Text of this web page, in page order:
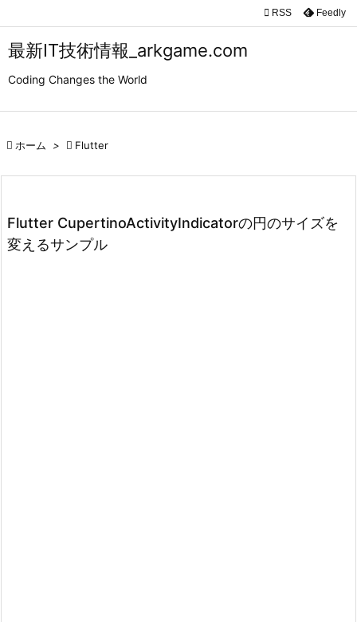
最新IT技術情報_arkgame.com
Coding Changes the World


検索
 RSS Feedly
 ホーム >  Flutter
Flutter CupertinoActivityIndicatorの円のサイズを
変えるサンプル